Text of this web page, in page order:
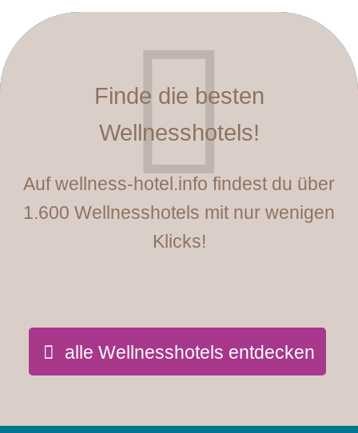
Finde die besten
Wellnesshotels!
Auf wellness-hotel.info findest du über
1.600 Wellnesshotels mit nur wenigen
Klicks!
alle Wellnesshotels entdecken